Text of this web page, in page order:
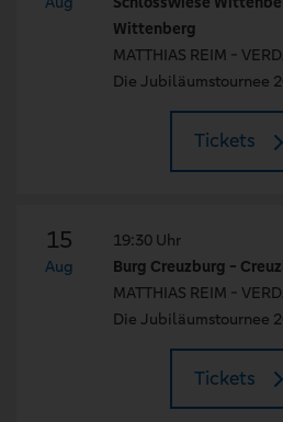
Wittenberg
MATTHIAS REIM -
Die Jubiläumstournee
Tickets
15
Aug
19:30 Uhr
Burg Creuzburg -
MATTHIAS REIM -
Die Jubiläumstournee
Tickets